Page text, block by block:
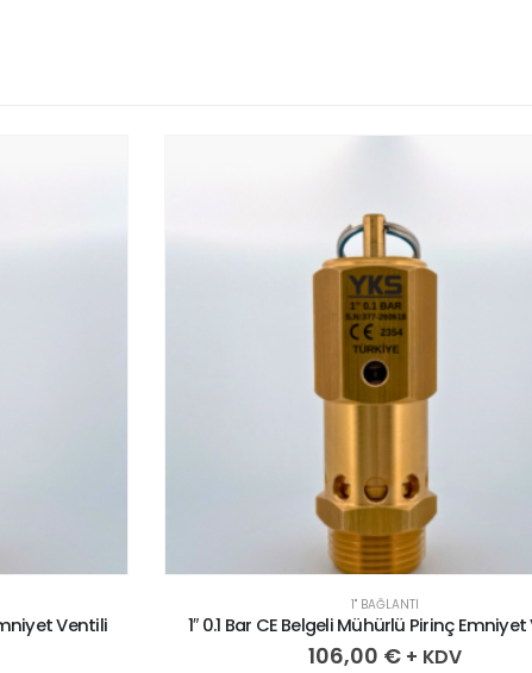
Ventili
1" BAĞLANTI
1″ 0.1 Bar CE Belgeli Mühürlü Pirinç
106,00 € + KDV